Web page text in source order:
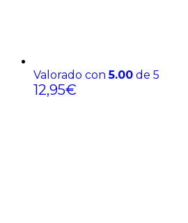
Valorado con5.00 de 5
12,95€